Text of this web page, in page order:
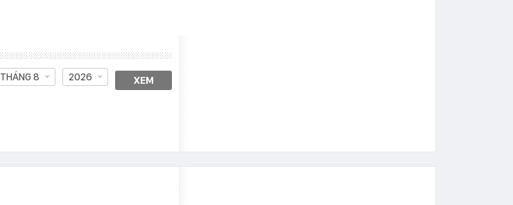
THÁNG 8 2026 XEM